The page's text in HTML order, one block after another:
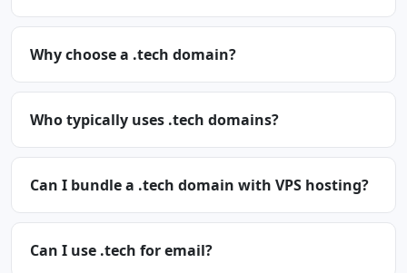
Why choose a .tech domain?
Who typically uses .tech domains?
Can I bundle a .tech domain with VPS hosting?
Can I use .tech for email?